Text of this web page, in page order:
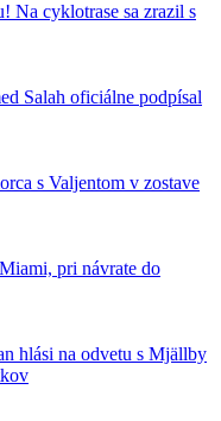
Na cyklotrase sa zrazil s
Salah oficiálne podpísal
s Valjentom v zostave
pri návrate do
hlási na odvetu s Mjällby